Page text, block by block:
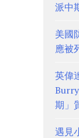
派中
美國
應被
英偉
期」
遇見